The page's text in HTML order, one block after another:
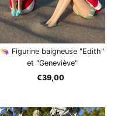
👒 Figurine baigneuse "Edith"
et "Geneviève"
Prix
€39,00